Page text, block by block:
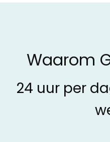
Waarom
24 uur per